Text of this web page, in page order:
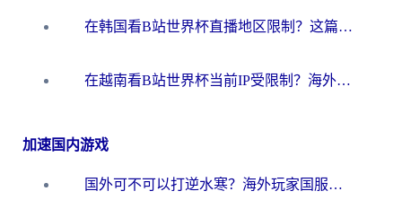
在韩国看B站世界杯直播地区限制？这篇指南让你告别“当前地区不可播放”
在越南看B站世界杯当前IP受限制？海外党体育观赛终极指南来了
加速国内游戏
国外可不可以打逆水寒？海外玩家国服畅玩终极指南（附漫威荒野乱斗加速方案）